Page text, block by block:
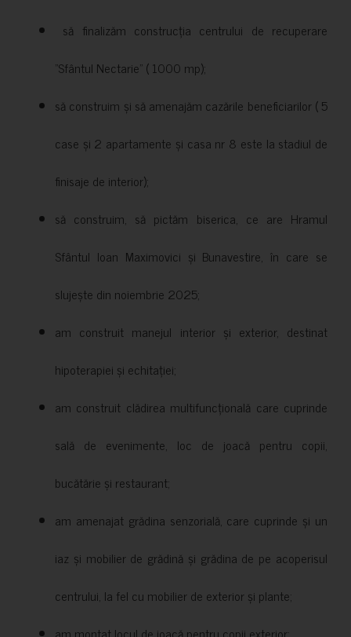
să finalizăm construcția centrului de recuperare
”Sfântul Nectarie” ( 1000 mp);
să construim și să amenajăm cazările beneficiarilor ( 5
case și 2 apartamente și casa nr 8 este la stadiul de
finisaje de interior);
să construim, să pictăm biserica, ce are Hramul
Sfântul Ioan Maximovici și Bunavestire, în care se
slujește din noiembrie 2025;
am construit manejul interior și exterior, destinat
hipoterapiei și echitației;
am construit clădirea multifuncțională care cuprinde
sală de evenimente, loc de joacă pentru copii,
bucătărie și restaurant;
am amenajat grădina senzorială, care cuprinde și un
iaz și mobilier de grădină și grădina de pe acoperisul
centrului, la fel cu mobilier de exterior și plante;